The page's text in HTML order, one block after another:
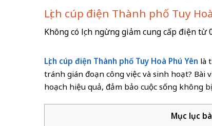
Lịch cúp điện Thành phố Tuy
Không có lịch ngừng giảm cung cấp điện từ
Lịch cúp điện Thành phố Tuy Hoà Phú Yên là
tránh gián đoạn công việc và sinh hoạt? Bài
hoạch hiệu quả, đảm bảo cuộc sống không
Mục lục